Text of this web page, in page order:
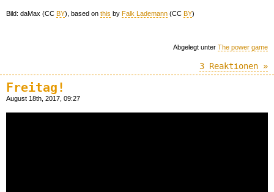
Bild: daMax (CC BY), based on this by Falk Lademann (CC BY)
Abgelegt unter The power game
3 Reaktionen »
Freitag!
August 18th, 2017, 09:27